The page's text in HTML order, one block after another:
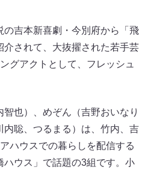
の吉本新喜劇・今別府から「飛
されて、大抜擢された若手芸
グアクトとして、フレッシュ
也）、めぞん（吉野おいなり
聡、つるまる）は、竹内、吉
ハウスでの暮らしを配信する
ハウス」で話題の3組です。小